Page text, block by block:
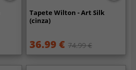
Tapete Wilton - Art Silk
(cinza)
36.99 € 74.99 €